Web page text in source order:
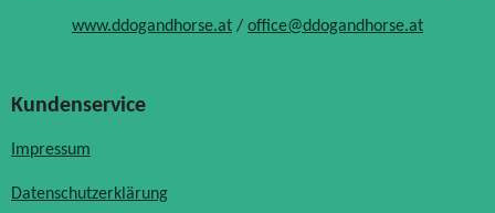
p
www.ddogandhorse.at / office@ddogandhorse.at
Kundenservice
Impressum
Datenschutzerklärung